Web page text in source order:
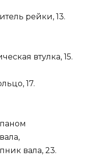
рейки, 13.
втулка, 15.
17.
вала, 23.